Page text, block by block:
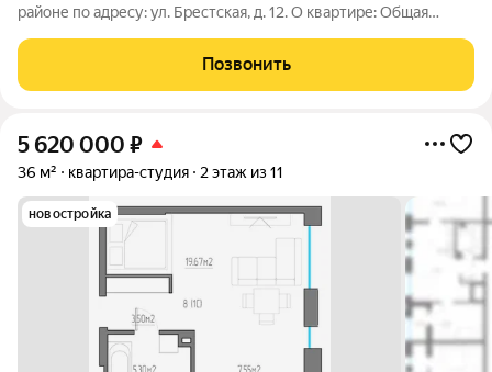
районе по адресу: ул. Брестская, д. 12. О квартире: Общая
формы, на разные стороны дома. Этаж 3 этаж из 9. «Золотая
Позвонить
5 620 000 ₽
36 м² квартира-студия 2 этаж из 11
новостройка